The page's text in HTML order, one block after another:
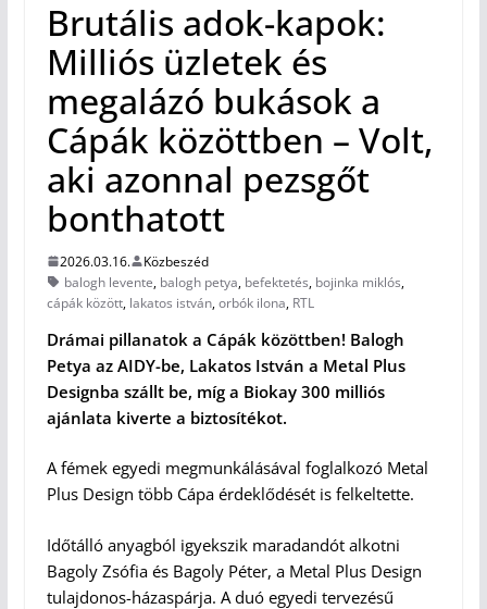
Brutális adok-kapok:
Milliós üzletek és
megalázó bukások a
Cápák közöttben – Volt,
aki azonnal pezsgőt
bonthatott
2026.03.16.
Közbeszéd
balogh levente, balogh petya, befektetés, bojinka miklós,
cápák között, lakatos istván,orbók ilona, RTL
Drámai pillanatok a Cápák közöttben! Balogh
Petya az AIDY-be, Lakatos István a Metal Plus
Designba szállt be, míg a Biokay 300 milliós
ajánlata kiverte a biztosítékot.
A fémek egyedi megmunkálásával foglalkozó Metal
Plus Design több Cápa érdeklődését is felkeltette.
Időtálló anyagból igyekszik maradandót alkotni
Bagoly Zsófia és Bagoly Péter, a Metal Plus Design
tulajdonos-házaspárja. A duó egyedi tervezésű